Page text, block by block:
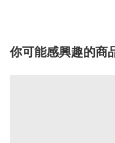
你可能感興趣的商